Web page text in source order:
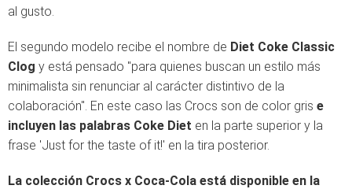
al gusto.
El segundo modelo recibe el nombre de Diet Coke Classic
Clog y está pensado "para quienes buscan un estilo más
minimalista sin renunciar al carácter distintivo de la
colaboración". En este caso las Crocs son de color gris e
incluyen las palabras Coke Diet en la parte superior y la
frase 'Just for the taste of it!' en la tira posterior.
La colección Crocs x Coca-Cola está disponible en la